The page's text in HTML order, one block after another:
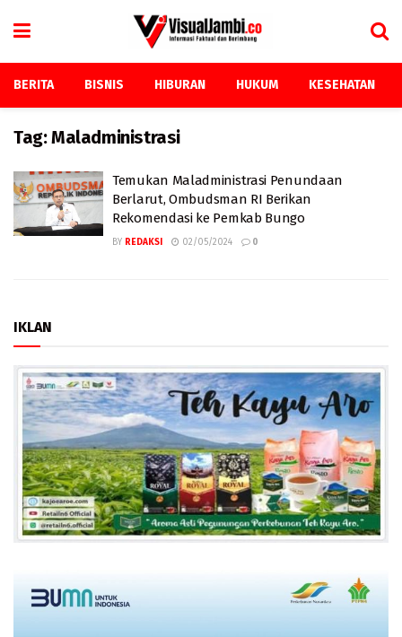
BERITA BISNIS HIBURAN HUKUM KESEHATAN
Tag:Maladministrasi
Temukan Maladministrasi Penundaan
Berlarut, Ombudsman RI Berikan
Rekomendasi ke Pemkab Bungo
BY REDAKSI 02/05/2024 0
IKLAN